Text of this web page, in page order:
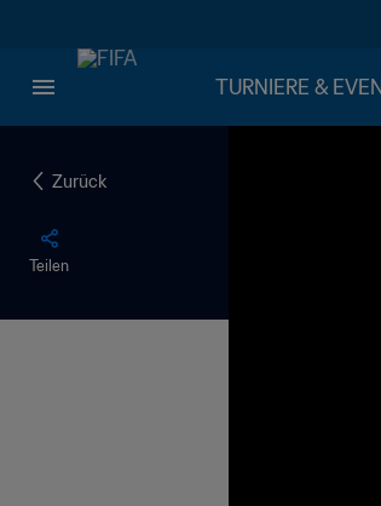
TURNIERE &
Zurück
Teilen